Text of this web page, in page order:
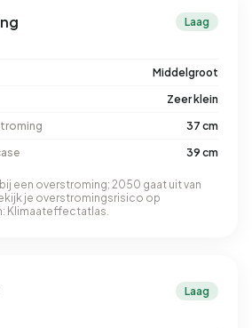
Laag
Middelgroot
Zeer klein
37 cm
39 cm
een overstroming; 2050 gaat uit van
je overstromingsrisico op
Klimaateffectatlas.
Laag